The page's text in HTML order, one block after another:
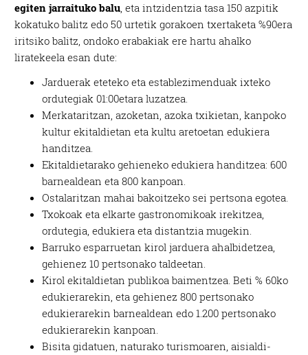
egiten jarraituko balu, eta intzidentzia tasa 150 azpitik
kokatuko balitz edo 50 urtetik gorakoen txertaketa %90era
iritsiko balitz, ondoko erabakiak ere hartu ahalko
liratekeela esan dute:
Jarduerak eteteko eta establezimenduak ixteko
ordutegiak 01:00etara luzatzea.
Merkataritzan, azoketan, azoka txikietan, kanpoko
kultur ekitaldietan eta kultu aretoetan edukiera
handitzea.
Ekitaldietarako gehieneko edukiera handitzea: 600
barnealdean eta 800 kanpoan.
Ostalaritzan mahai bakoitzeko sei pertsona egotea.
Txokoak eta elkarte gastronomikoak irekitzea,
ordutegia, edukiera eta distantzia mugekin.
Barruko esparruetan kirol jarduera ahalbidetzea,
gehienez 10 pertsonako taldeetan.
Kirol ekitaldietan publikoa baimentzea. Beti % 60ko
edukierarekin, eta gehienez 800 pertsonako
edukierarekin barnealdean edo 1.200 pertsonako
edukierarekin kanpoan.
Bisita gidatuen, naturako turismoaren, aisialdi-